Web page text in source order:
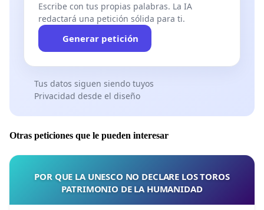
Escribe con tus propias palabras. La IA
redactará una petición sólida para ti.
Generar petición
Tus datos siguen siendo tuyos
Privacidad desde el diseño
Otras peticiones que le pueden interesar
POR QUE LA UNESCO NO DECLARE LOS TOROS
PATRIMONIO DE LA HUMANIDAD